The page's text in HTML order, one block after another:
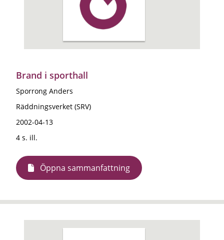
Brand i sporthall
Sporrong Anders
Räddningsverket (SRV)
2002-04-13
4 s. ill.
Öppna sammanfattning